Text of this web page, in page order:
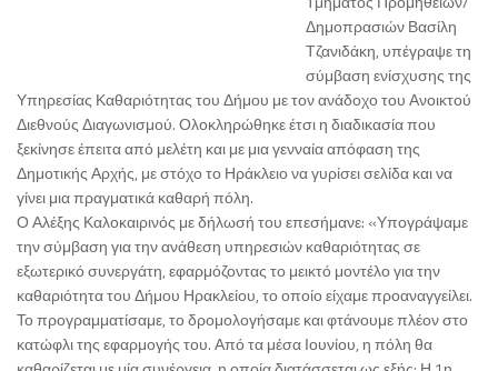
Δημοπρασιών Βασίλη
Τζανιδάκη, υπέγραψε τη
σύμβαση ενίσχυσης της
Υπηρεσίας Καθαριότητας του Δήμου με τον ανάδοχο του Ανοικτού
Διεθνούς Διαγωνισμού. Ολοκληρώθηκε έτσι η διαδικασία που
ξεκίνησε έπειτα από μελέτη και με μια γενναία απόφαση της
Δημοτικής Αρχής, με στόχο το Ηράκλειο να γυρίσει σελίδα και να
γίνει μια πραγματικά καθαρή πόλη.
Ο Αλέξης Καλοκαιρινός με δήλωσή του επεσήμανε: «Υπογράψαμε
την σύμβαση για την ανάθεση υπηρεσιών καθαριότητας σε
εξωτερικό συνεργάτη, εφαρμόζοντας το μεικτό μοντέλο για την
καθαριότητα του Δήμου Ηρακλείου, το οποίο είχαμε προαναγγείλει.
Το προγραμματίσαμε, το δρομολογήσαμε και φτάνουμε πλέον στο
κατώφλι της εφαρμογής του. Από τα μέσα Ιουνίου, η πόλη θα